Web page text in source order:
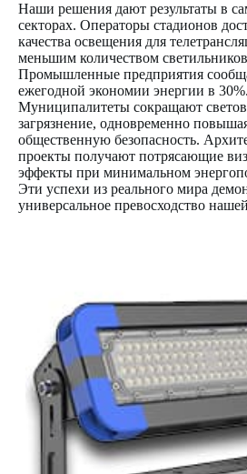
Наши решения дают результаты в
секторах. Операторы стадионов
качества освещения для
меньшим количеством
Промышленные предприятия
ежегодной экономии энергии в 30%.
Муниципалитеты сокращают
загрязнение, одновременно
общественную безопасность.
проекты получают потрясающие
эффекты при минимальном
Эти успехи из реального мира
универсальное превосходство